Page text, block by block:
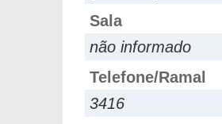
Sala
não informado
Telefone/Ramal
3416